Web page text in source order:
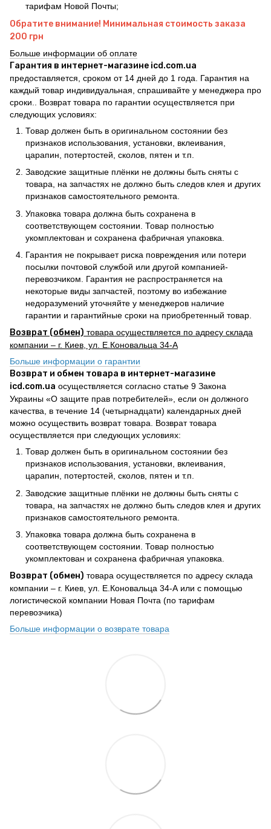
тарифам Новой Почты;
Обратите внимание! Минимальная стоимость заказа
200 грн
Больше информации об оплате
Гарантия в интернет-магазине icd.com.ua
предоставляется, сроком от 14 дней до 1 года. Гарантия на
каждый товар индивидуальная, спрашивайте у менеджера про
сроки.. Возврат товара по гарантии осуществляется при
следующих условиях:
Товар должен быть в оригинальном состоянии без
признаков использования, установки, вклеивания,
царапин, потертостей, сколов, пятен и т.п.
Заводские защитные плёнки не должны быть сняты с
товара, на запчастях не должно быть следов клея и других
признаков самостоятельного ремонта.
Упаковка товара должна быть сохранена в
соответствующем состоянии. Товар полностью
укомплектован и сохранена фабричная упаковка.
Гарантия не покрывает риска повреждения или потери
посылки почтовой службой или другой компанией-
перевозчиком. Гарантия не распространяется на
некоторые виды запчастей, поэтому во избежание
недоразумений уточняйте у менеджеров наличие
гарантии и гарантийные сроки на приобретенный товар.
Возврат (обмен) товара осуществляется по адресу склада
компании – г. Киев, ул. Е.Коновальца 34-А
Больше информации о гарантии
Возврат и обмен товара в интернет-магазине
icd.com.ua осуществляется согласно статье 9 Закона
Украины «О защите прав потребителей», если он должного
качества, в течение 14 (четырнадцати) календарных дней
можно осуществить возврат товара. Возврат товара
осуществляется при следующих условиях:
Товар должен быть в оригинальном состоянии без
признаков использования, установки, вклеивания,
царапин, потертостей, сколов, пятен и т.п.
Заводские защитные плёнки не должны быть сняты с
товара, на запчастях не должно быть следов клея и других
признаков самостоятельного ремонта.
Упаковка товара должна быть сохранена в
соответствующем состоянии. Товар полностью
укомплектован и сохранена фабричная упаковка.
Возврат (обмен) товара осуществляется по адресу склада
компании – г. Киев, ул. Е.Коновальца 34-А или с помощью
логистической компании Новая Почта (по тарифам
перевозчика)
Больше информации о возврате товара